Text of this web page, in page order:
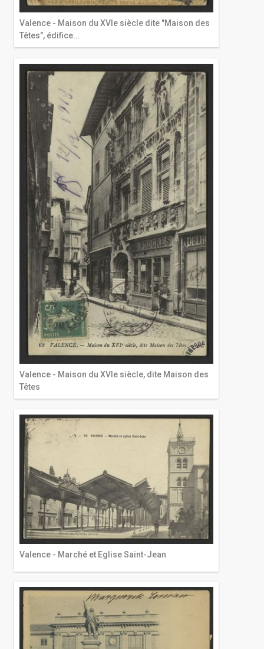
Valence - Maison du XVIe siècle dite "Maison des
Têtes", édifice...
Valence - Maison du XVIe siècle, dite Maison des
Têtes
Valence - Marché et Eglise Saint-Jean